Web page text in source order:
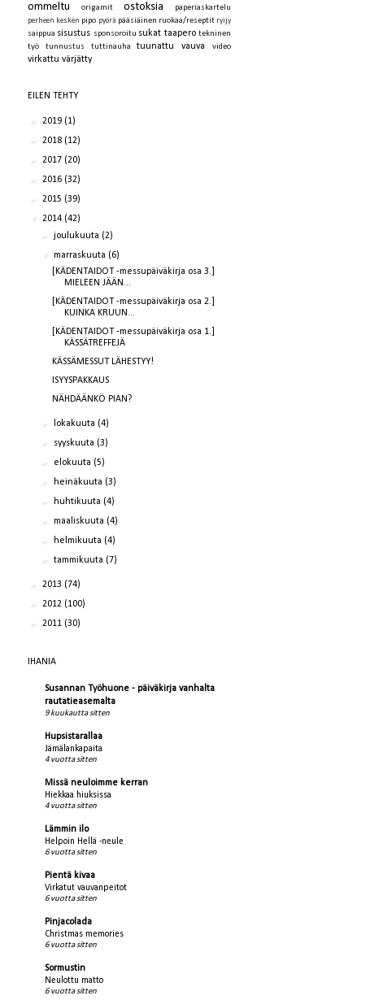
ommeltu
origamit ostoksia paperiaskartelu
perheen kesken pipo pyörä pääsiäinen ruokaa/reseptit ryijy
saippua sisustus sponsoroitu sukat taapero tekninen
työ
tunnustus tuttinauha tuunattu vauva video
virkattu värjätty
EILEN TEHTY
► 2019 (1)
► 2018 (12)
► 2017 (20)
► 2016 (32)
► 2015 (39)
▼ 2014 (42)
►joulukuuta (2)
▼marraskuuta (6)
[KÄDENTAIDOT -messupäiväkirja osa 3.]
MIELEEN JÄÄN...
[KÄDENTAIDOT -messupäiväkirja osa 2.]
KUINKA KRUUN...
[KÄDENTAIDOT -messupäiväkirja osa 1.]
KÄSSÄTREFFEJÄ
KÄSSÄMESSUT LÄHESTYY!
ISYYSPAKKAUS
NÄHDÄÄNKÖ PIAN?
► lokakuuta (4)
► syyskuuta (3)
► elokuuta (5)
► heinäkuuta (3)
► huhtikuuta (4)
►maaliskuuta (4)
► helmikuuta (4)
►tammikuuta (7)
► 2013 (74)
► 2012 (100)
► 2011 (30)
IHANIA
Susannan Työhuone - päiväkirja vanhalta
rautatieasemalta
9 kuukautta sitten
Hupsistarallaa
Jämälankapaita
4 vuotta sitten
Missä neuloimme kerran
Hiekkaa hiuksissa
4 vuotta sitten
Lämmin ilo
Helpoin Hellä -neule
6 vuotta sitten
Pientä kivaa
Virkatut vauvanpeitot
6 vuotta sitten
Pinjacolada
Christmas memories
6 vuotta sitten
Sormustin
Neulottu matto
6 vuotta sitten